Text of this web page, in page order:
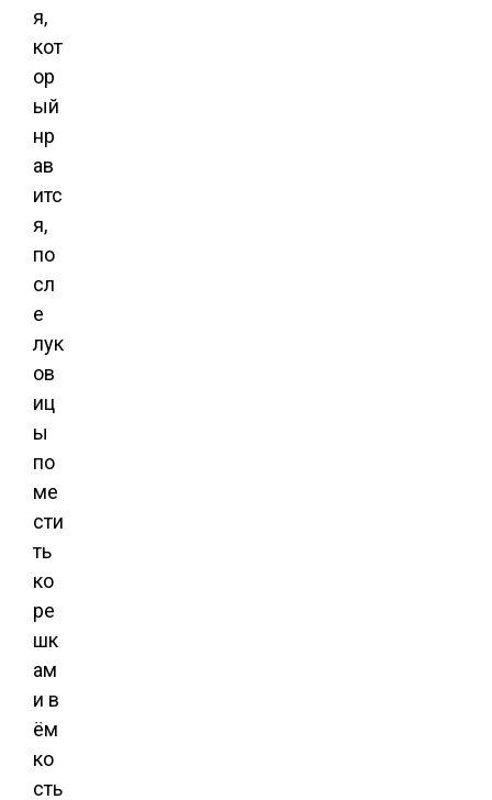
я,
кот
ор
ый
нр
ав
итс
я,
по
сл
е
лук
ов
иц
ы
по
ме
сти
ть
ко
ре
шк
ам
и в
ём
ко
сть